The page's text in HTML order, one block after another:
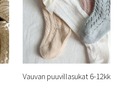
Vauvan puuvillasukat 6-12kk